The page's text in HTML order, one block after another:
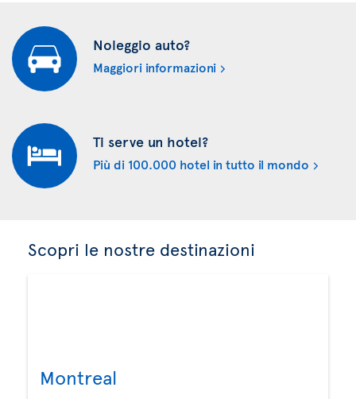
Noleggio auto?
Maggiori informazioni
Ti serve un hotel?
Più di 100.000 hotel in tutto il mondo
Scopri le nostre destinazioni
Montreal